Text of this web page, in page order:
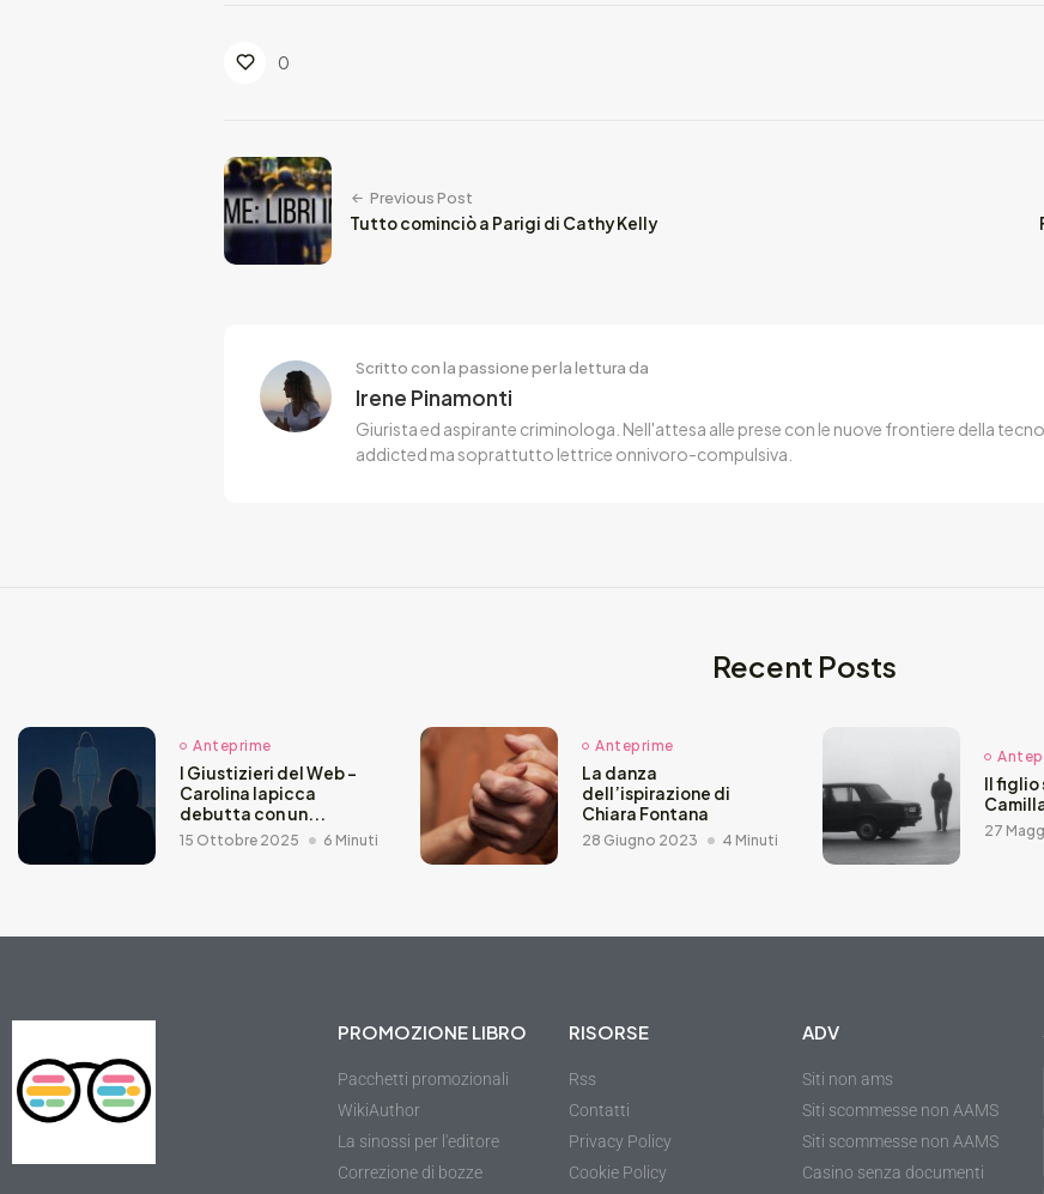
0
Previous Post
Tutto cominciò a Parigi di Cathy Kelly
Scritto con la passione per la lettura da
Irene Pinamonti
Giurista ed aspirante criminologa. Nell'attesa alle prese con le nuove frontiere della
addicted ma soprattutto lettrice onnivoro-compulsiva.
Recent Posts
Anteprime
I Giustizieri del Web –
Carolina Iapicca
debutta con un...
15 Ottobre 2025 6 Minuti
Anteprime
La danza
dell’ispirazione di
Chiara Fontana
28 Giugno 2023 4 Minuti
Il figlio
27
PROMOZIONE LIBRO
Pacchetti promozionali
WikiAuthor
La sinossi per l'editore
Correzione di bozze
RISORSE
Rss
Contatti
Privacy Policy
Cookie Policy
ADV
Siti non ams
Siti scommesse non AAMS
Siti scommesse non AAMS
Casino senza documenti